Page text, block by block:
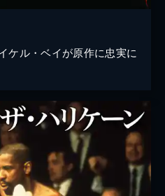
ケル・ベイが原作に忠実に